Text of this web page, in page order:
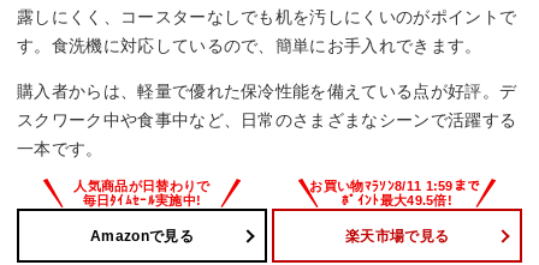
露しにくく、コースターなしでも机を汚しにくいのがポイントで
す。食洗機に対応しているので、簡単にお手入れできます。
購入者からは、軽量で優れた保冷性能を備えている点が好評。デ
スクワーク中や食事中など、日常のさまざまなシーンで活躍する
一本です。
Amazonで見る 楽天市場で見る